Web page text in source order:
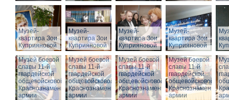
Музей-
квартира Зои
Куприяновой
Музей-
квартира Зои
Куприяновой
Музей-
квартира Зои
Куприяновой
Музей-
квартира Зои
Куприяновой
Музей боевой
славы 11-й
гвардейской
общевойсковой
Краснознаменной
армии
Музей боевой
славы 11-й
гвардейской
общевойсковой
Краснознаменной
армии
Музей боевой
славы 11-й
гвардейской
общевойсковой
Краснознаменной
армии
Музей боевой
славы 11-й
гвардейской
общевойсковой
Краснознаменной
армии